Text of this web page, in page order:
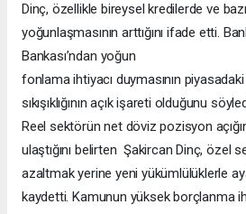
Dinç, özellikle bireysel kredilerde ve
yoğunlaşmasının arttığını ifade etti.
Bankası’ndan yoğun
fonlama ihtiyacı duymasının
sıkışıklığının açık işareti olduğunu
Reel sektörün net döviz pozisyon
ulaştığını belirten Şakircan Dinç, özel
azaltmak yerine yeni yükümlülüklerle
kaydetti. Kamunun yüksek borçlanma